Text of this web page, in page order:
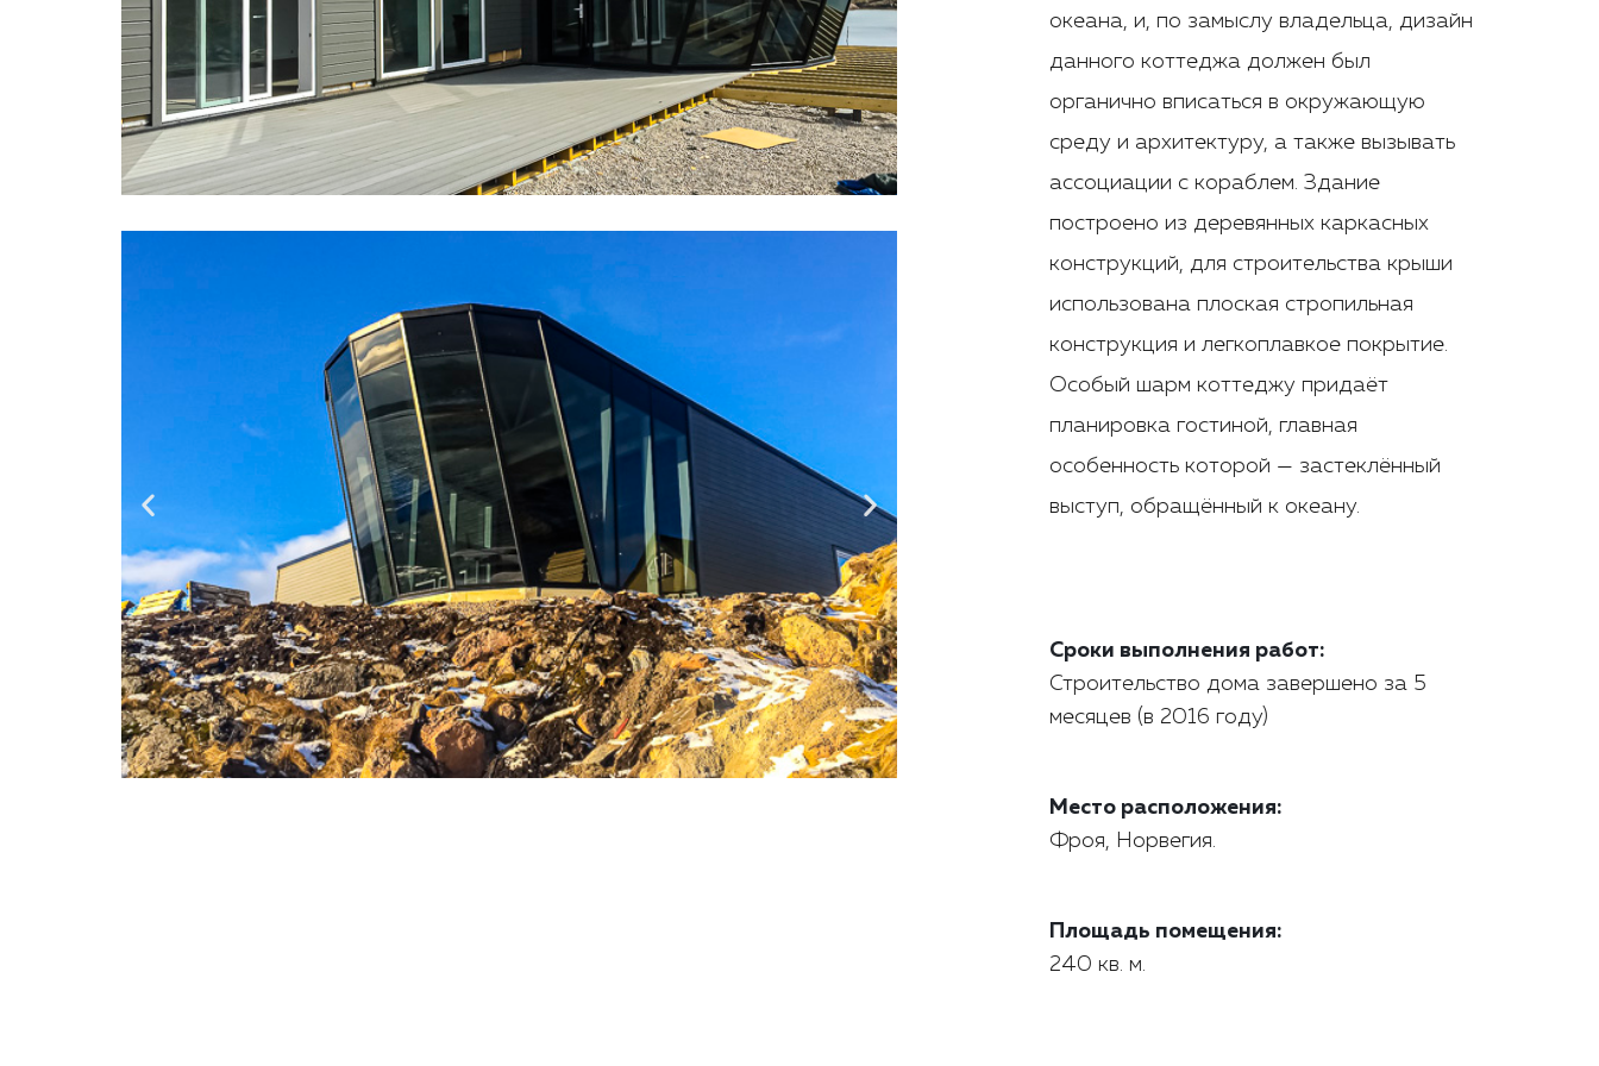
океана, и, по замыслу владельца, дизайн
данного коттеджа должен был
органично вписаться в окружающую
среду и архитектуру, а также вызывать
ассоциации с кораблем. Здание
построено из деревянных каркасных
конструкций, для строительства крыши
использована плоская стропильная
конструкция и легкоплавкое покрытие.
Особый шарм коттеджу придаёт
планировка гостиной, главная
особенность которой — застеклённый
выступ, обращённый к океану.
Сроки выполнения работ:
Строительство дома завершено за 5
месяцев (в 2016 году)
Место расположения:
Фроя, Норвегия.
Площадь помещения:
240 кв. м.